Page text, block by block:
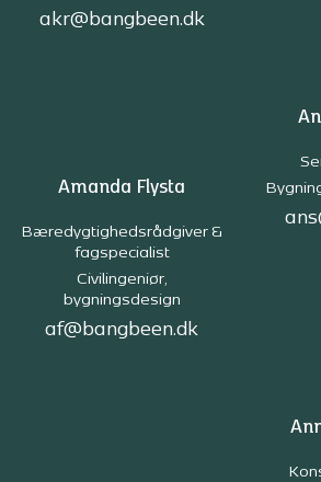
akr@bangbeen.dk
Amanda Flysta
Bæredygtighedsrådgiver &
fagspecialist
Civilingeniør,
bygningsdesign
af@bangbeen.dk